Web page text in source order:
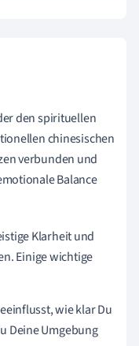
den spirituellen
chinesischen
verbunden und
Balance
Klarheit und
Einige wichtige
wie klar Du
Deine Umgebung